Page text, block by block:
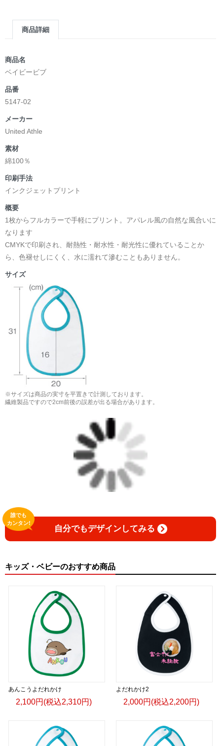
商品詳細
商品名
ベイビービブ
品番
5147-02
メーカー
United Athle
素材
綿100％
印刷手法
インクジェットプリント
概要
1枚からフルカラーで手軽にプリント。アパレル風の自然な風合いに
なります
CMYKで印刷され、耐熱性・耐水性・耐光性に優れていることか
ら、色褪せしにくく、水に濡れて滲むこともありません。
サイズ
※サイズは商品の実寸を平置きで計測しております。
繊維製品ですので2cm前後の誤差が出る場合があります。
自分でもデザインしてみる
誰でも
カンタン!
キッズ・ベビーのおすすめ商品
あんこうよだれかけ
2,100円(税込2,310円)
よだれかけ2
2,000円(税込2,200円)